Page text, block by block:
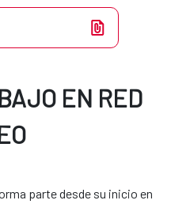
EN RED
parte desde su inicio en